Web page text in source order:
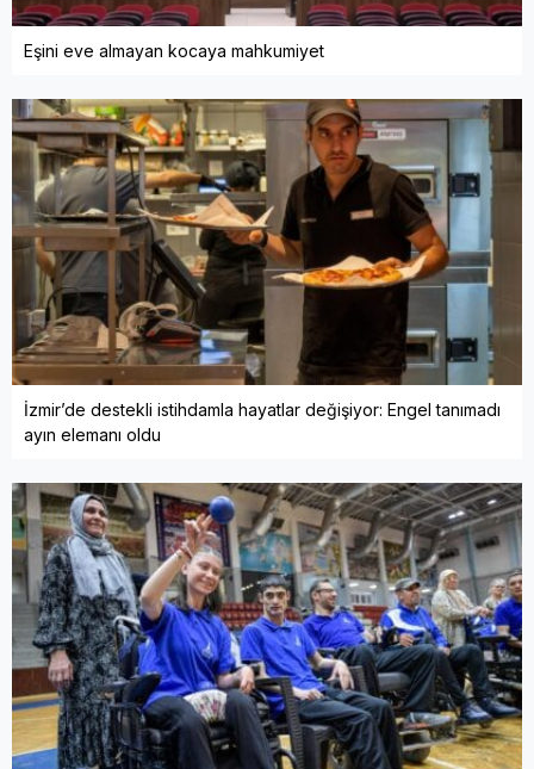
Eşini eve almayan kocaya mahkumiyet
İzmir’de destekli istihdamla hayatlar değişiyor: Engel tanımadı
ayın elemanı oldu